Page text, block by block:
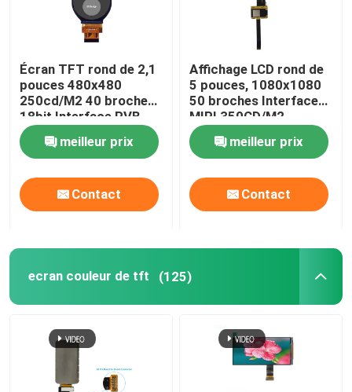
Écran TFT rond de 2,1
pouces 480x480
250cd/M2 40 broches
18bit Interface RVB
meilleur prix
Contact
Affichage LCD rond de
5 pouces, 1080x1080
50 broches Interface
MIPI 350CD/M2
meilleur prix
Contact
ecran couleur de tft (125)